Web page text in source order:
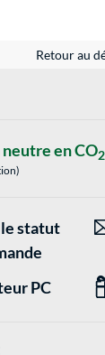
Retour au
neutre en CO2
statut
PC